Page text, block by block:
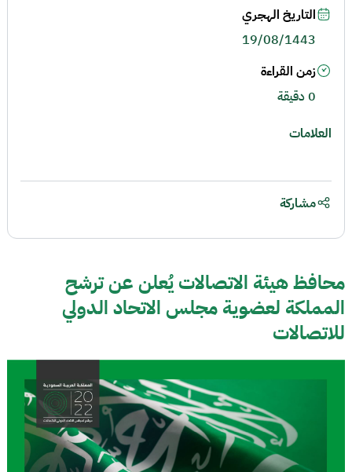
محافظ هيئة الاتصالات يُعلن عن ترشح
المملكة لعضوية مجلس الاتحاد الدولي
للاتصالات
التاريخ الهجري
19/08/1443
زمن القراءة
0 دقيقة
العلامات
مشاركة